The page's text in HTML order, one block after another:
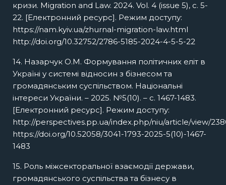
кризи. Migration and Law. 2024. Vol. 4 (issue 5), с. 5-
22. [Електронний ресурс]. Режим доступу:
https://nam.kyiv.ua/zhurnal-migration-law.html
http://doi.org/10.32752/2786-5185-2024-4-5-5-22
14. Назарчук О.М. Формування політичних еліт в
Україні у системі відносин з бізнесом та
громадянським суспільством. Національні
інтереси України. – 2025. №5(10). – с. 1467-1483.
[Електронний ресурс]. Режим доступу:
http://perspectives.pp.ua/index.php/niu/article/view/
https://doi.org/10.52058/3041-1793-2025-5(10)-1467-
1483
15. Роль міжсекторальної взаємодії держави,
громадянського суспільства та бізнесу в